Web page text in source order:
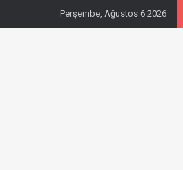
Perşembe, Ağustos 6 2026